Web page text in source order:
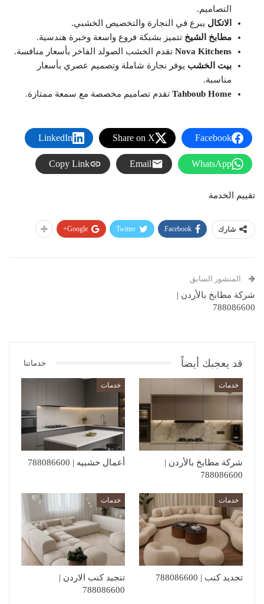
التصاميم.
الاتكال يبرع في النجارة والتخصيص الخشبي.
مطابخ الشيخ تتميز بشبكة فروع واسعة وخبرة هندسية.
Nova Kitchens تقدم الخشب الصولد الفاخر بأسعار منافسة.
بيت الخشب يوفر نجارة شاملة وتصميم عصري بأسعار
مناسبة.
Tahboub Home تقدم تصاميم مخصصة مع سمعة ممتازة.
Facebook
Share on X
LinkedIn
WhatsApp
Email
Copy Link
تقييم الخدمة
شارك Facebook
Twitter
Google+
المنشور السابق
شركة مطابخ بالأردن |
788086600
قد يعجبك أيضاً خدماتنا
خدمات
شركة مطابخ بالأردن |
788086600
خدمات
أعمال خشبيه | 788086600
خدمات
تجديد كنب | 788086600
خدمات
تنجيد كنب الاردن |
788086600